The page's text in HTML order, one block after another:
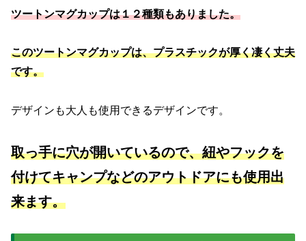
ツートンマグカップは１２種類もありました。
このツートンマグカップは、プラスチックが厚く凄く丈夫
です。
デザインも大人も使用できるデザインです。
取っ手に穴が開いているので、紐やフックを
付けてキャンプなどのアウトドアにも使用出
来ます。